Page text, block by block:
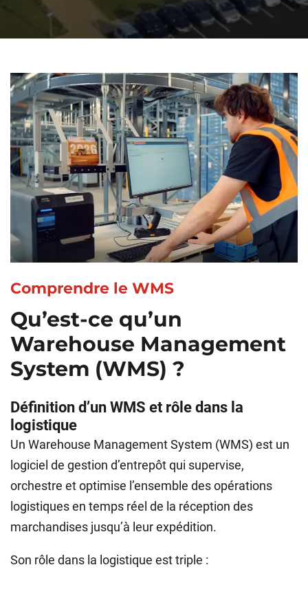
Comprendre le WMS
Qu’est-ce qu’un
Warehouse Management
System (WMS) ?
Définition d’un WMS et rôle dans la
logistique
Un Warehouse Management System (WMS) est un
logiciel de gestion d’entrepôt qui supervise,
orchestre et optimise l’ensemble des opérations
logistiques en temps réel de la réception des
marchandises jusqu’à leur expédition.
Son rôle dans la logistique est triple :